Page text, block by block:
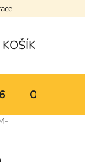
Obchodní